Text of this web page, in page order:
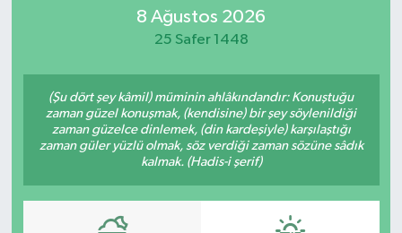
8 Ağustos 2026
25 Safer 1448
(Şu dört şey kâmil) müminin ahlâkındandır: Konuştuğu
zaman güzel konuşmak, (kendisine) bir şey söylenildiği
zaman güzelce dinlemek, (din kardeşiyle) karşılaştığı
zaman güler yüzlü olmak, söz verdiği zaman sözüne sâdık
kalmak. (Hadis-i şerif)